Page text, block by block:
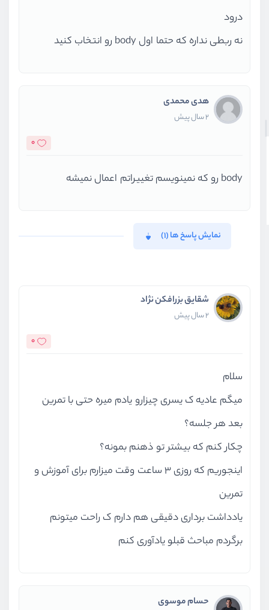
درود
نه ربطی نداره که حتما اول body رو انتخاب کنید
هدی محمدی
2 سال پیش
0
body رو که نمینویسم تغییراتم اعمال نمیشه
نمایش پاسخ ها (1)
شقایق بزرافکن نژاد
2 سال پیش
0
سلام
میگم عادیه ک یسری چیزارو یادم میره حتی با تمرین
بعد هر جلسه؟
چکار کنم که بیشتر تو ذهنم بمونه؟
اینجوریم که روزی ۳ ساعت وقت میزارم برای آموزش و
تمرین
یادداشت برداری دقیقی هم دارم ک راحت میتونم
برگردم مباحث قبلو یادآوری کنم
حسام موسوی